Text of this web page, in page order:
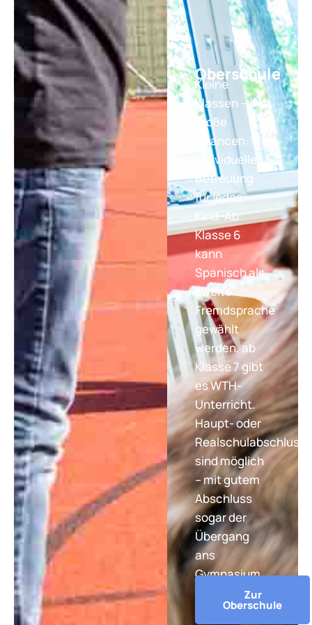
Oberschule
Kleine
Klassen –
große
Chancen:
Individuelle
Betreuung
für jedes
Kind. Ab
Klasse 6
kann
Spanisch als
zweite
Fremdsprache
gewählt
werden, ab
Klasse 7 gibt
es WTH-
Unterricht.
Haupt- oder
Realschulabschluss
sind möglich
– mit gutem
Abschluss
sogar der
Übergang
ans
Gymnasium.
Zur
Oberschule